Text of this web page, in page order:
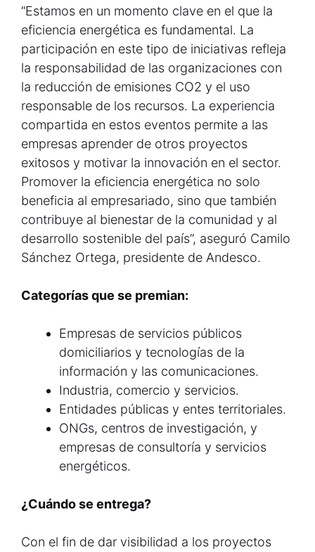
“Estamos en un momento clave en el que la
eficiencia energética es fundamental. La
participación en este tipo de iniciativas refleja
la responsabilidad de las organizaciones con
la reducción de emisiones CO2 y el uso
responsable de los recursos. La experiencia
compartida en estos eventos permite a las
empresas aprender de otros proyectos
exitosos y motivar la innovación en el sector.
Promover la eficiencia energética no solo
beneficia al empresariado, sino que también
contribuye al bienestar de la comunidad y al
desarrollo sostenible del país”, aseguró Camilo
Sánchez Ortega, presidente de Andesco.
Categorías que se premian:
Empresas de servicios públicos
domiciliarios y tecnologías de la
información y las comunicaciones.
Industria, comercio y servicios.
Entidades públicas y entes territoriales.
ONGs, centros de investigación, y
empresas de consultoría y servicios
energéticos.
¿Cuándo se entrega?
Con el fin de dar visibilidad a los proyectos